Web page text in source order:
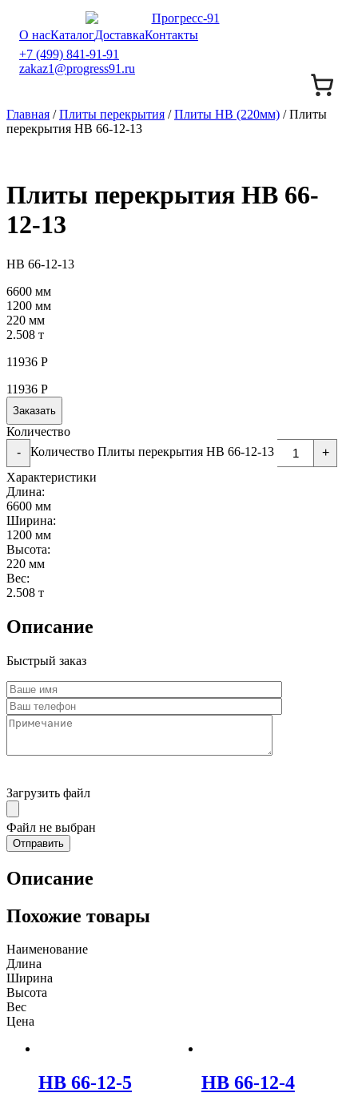
О насКаталогДоставкаКонтакты
+7 (499) 841-91-91
zakaz1@progress91.ru
Главная /Плиты перекрытия /Плиты НВ (220мм) / Плиты
перекрытия НВ 66-12-13
Плиты перекрытия НВ 66-
12-13
НВ 66-12-13
6600 мм
1200 мм
220 мм
2.508 т
11936 Р
11936 Р
Заказать
Количество
-
Количество Плиты перекрытия НВ 66-12-13
+
Характеристики
Длина:
6600 мм
Ширина:
1200 мм
Высота:
220 мм
Вес:
2.508 т
Описание
Быстрый заказ
Загрузить файл
Файл не выбран
Описание
Похожие товары
Наименование
Длина
Ширина
Высота
Вес
Цена
НВ 66-12-5 НВ 66-12-4